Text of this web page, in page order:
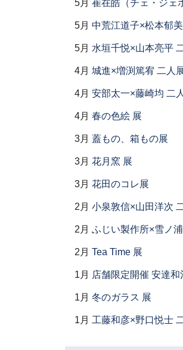
5月 崔在皓（チェ・ジェ
5月 中荒江道子×松本郁
5月 水垣千悦×山本亮平
4月 城進×増渕篤宥 二人
4月 安部太一×藤崎均 二
4月 春の色絵 展
3月 蓋もの、箱もの展
3月 花月窯 展
3月 花田のコレ展
2月 小泉敦信×山田洋次
2月 ふじい製作所×雪ノ
2月 Tea Time 展
1月 店舗限定開催 安達和
1月 冬のガラス 展
1月 工藤和彦×野口悦士